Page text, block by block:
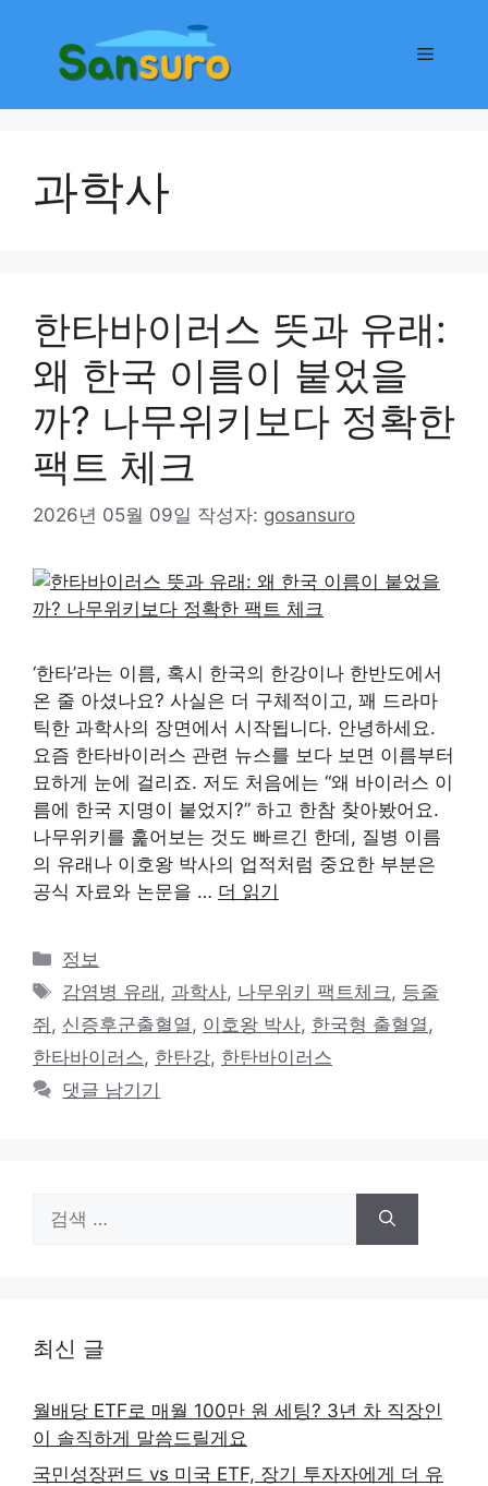
메
과학사
한타바이러스 뜻과 유래:
왜 한국 이름이 붙었을
까? 나무위키보다 정확한
팩트 체크
2026년 05월 09일 작성자: gosansuro
‘한타’라는 이름, 혹시 한국의 한강이나 한반도에서
온 줄 아셨나요? 사실은 더 구체적이고, 꽤 드라마
틱한 과학사의 장면에서 시작됩니다. 안녕하세요.
요즘 한타바이러스 관련 뉴스를 보다 보면 이름부터
묘하게 눈에 걸리죠. 저도 처음에는 “왜 바이러스 이
름에 한국 지명이 붙었지?” 하고 한참 찾아봤어요.
나무위키를 훑어보는 것도 빠르긴 한데, 질병 이름
의 유래나 이호왕 박사의 업적처럼 중요한 부분은
공식 자료와 논문을 … 더 읽기
카
테
고
리
정보
태
그
감염병 유래 , 과학사, 나무위키 팩트체크 , 등줄
쥐 , 신증후군출혈열 , 이호왕 박사, 한국형 출혈열 ,
한타바이러스, 한탄강, 한탄바이러스
댓글 남기기
색:
최신 글
월배당 ETF로 매월 100만 원 세팅? 3년 차 직장인
이 솔직하게 말씀드릴게요
국민성장펀드 vs 미국 ETF, 장기 투자자에게 더 유